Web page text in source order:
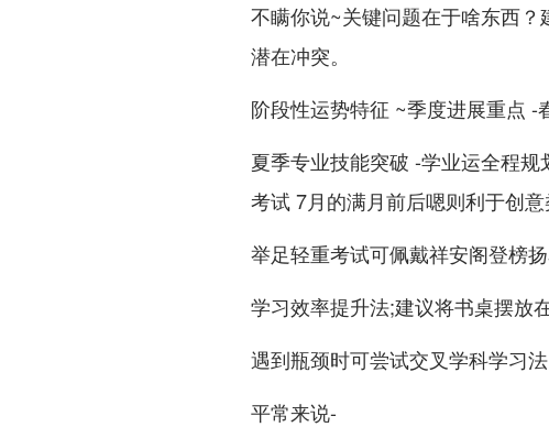
不瞒你说~关键问题在于啥东西
潜在冲突。
阶段性运势特征 ~季度进展重点 -
夏季专业技能突破 -学业运全程
考试 7月的满月前后嗯则利于创意
举足轻重考试可佩戴祥安阁登榜
学习效率提升法;建议将书桌摆放
遇到瓶颈时可尝试交叉学科学习法
平常来说-